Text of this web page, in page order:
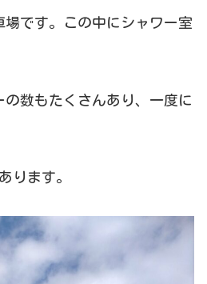
場です。この中にシャワー室
の数もたくさんあり、一度に
ります。